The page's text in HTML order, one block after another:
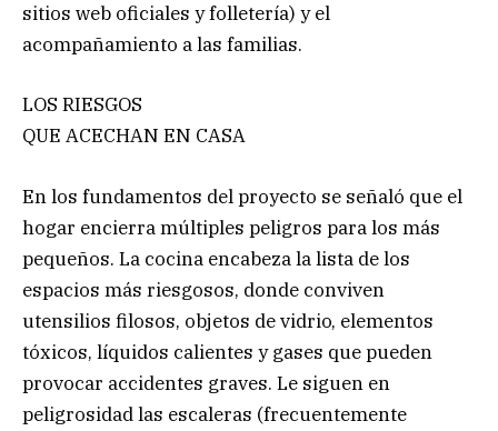
sitios web oficiales y folletería) y el
acompañamiento a las familias.
LOS RIESGOS
QUE ACECHAN EN CASA
En los fundamentos del proyecto se señaló que el
hogar encierra múltiples peligros para los más
pequeños. La cocina encabeza la lista de los
espacios más riesgosos, donde conviven
utensilios filosos, objetos de vidrio, elementos
tóxicos, líquidos calientes y gases que pueden
provocar accidentes graves. Le siguen en
peligrosidad las escaleras (frecuentemente